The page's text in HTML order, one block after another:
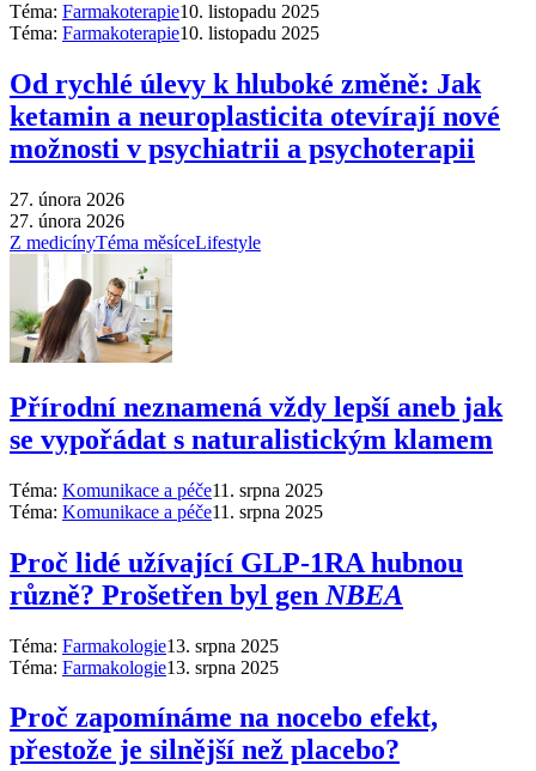
Téma: Farmakoterapie10. listopadu 2025
Téma: Farmakoterapie10. listopadu 2025
Od rychlé úlevy k hluboké změně: Jak
ketamin a neuroplasticita otevírají nové
možnosti v psychiatrii a psychoterapii
27. února 2026
27. února 2026
Z medicínyTéma měsíceLifestyle
Přírodní neznamená vždy lepší aneb jak
se vypořádat s naturalistickým klamem
Téma: Komunikace a péče11. srpna 2025
Téma: Komunikace a péče11. srpna 2025
Proč lidé užívající GLP-1RA hubnou
různě? Prošetřen byl gen NBEA
Téma: Farmakologie13. srpna 2025
Téma: Farmakologie13. srpna 2025
Proč zapomínáme na nocebo efekt,
přestože je silnější než placebo?